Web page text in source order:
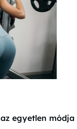
egyetlen módja